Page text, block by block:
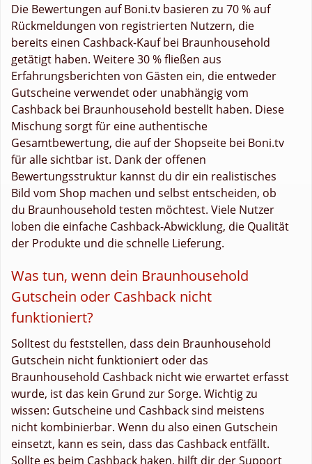
Die Bewertungen auf Boni.tv basieren zu 70 % auf
Rückmeldungen von registrierten Nutzern, die
bereits einen Cashback-Kauf bei Braunhousehold
getätigt haben. Weitere 30 % fließen aus
Erfahrungsberichten von Gästen ein, die entweder
Gutscheine verwendet oder unabhängig vom
Cashback bei Braunhousehold bestellt haben. Diese
Mischung sorgt für eine authentische
Gesamtbewertung, die auf der Shopseite bei Boni.tv
für alle sichtbar ist. Dank der offenen
Bewertungsstruktur kannst du dir ein realistisches
Bild vom Shop machen und selbst entscheiden, ob
du Braunhousehold testen möchtest. Viele Nutzer
loben die einfache Cashback-Abwicklung, die Qualität
der Produkte und die schnelle Lieferung.
Was tun, wenn dein Braunhousehold
Gutschein oder Cashback nicht
funktioniert?
Solltest du feststellen, dass dein Braunhousehold
Gutschein nicht funktioniert oder das
Braunhousehold Cashback nicht wie erwartet erfasst
wurde, ist das kein Grund zur Sorge. Wichtig zu
wissen: Gutscheine und Cashback sind meistens
nicht kombinierbar. Wenn du also einen Gutschein
einsetzt, kann es sein, dass das Cashback entfällt.
Sollte es beim Cashback haken, hilft dir der Support